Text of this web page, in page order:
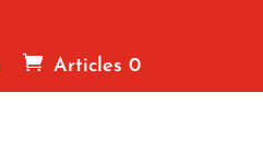
Articles 0